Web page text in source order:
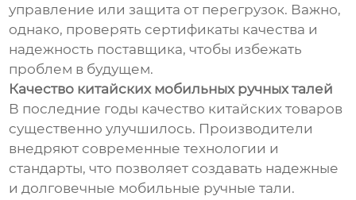
управление или защита от перегрузок. Важно,
однако, проверять сертификаты качества и
надежность поставщика, чтобы избежать
проблем в будущем.
Качество китайских мобильных ручных талей
В последние годы качество китайских товаров
существенно улучшилось. Производители
внедряют современные технологии и
стандарты, что позволяет создавать надежные
и долговечные мобильные ручные тали.